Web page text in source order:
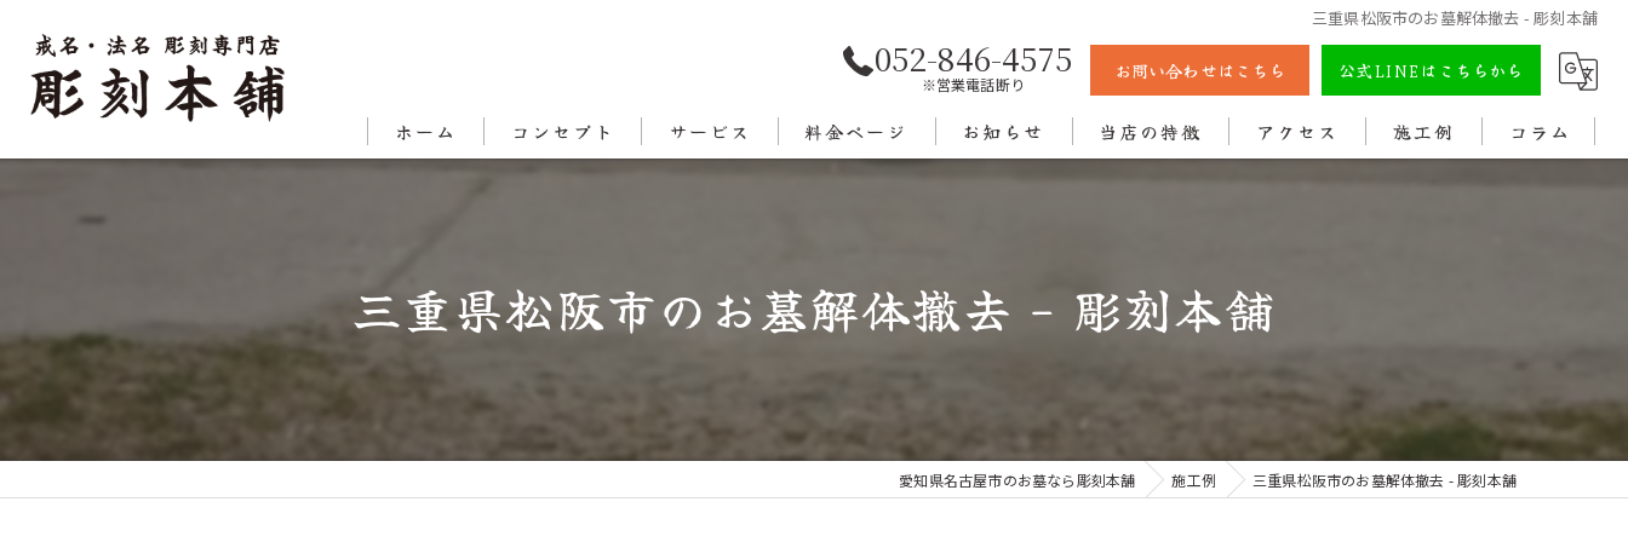
三重県松阪市のお墓解体撤去 - 彫刻本舗
052-846-4575
※営業電話断り
お問い合わせはこちら 公式LINEはこちらから
ホーム コンセプト サービス 料金ページ お知らせ 当店の特徴
法名
アクセス 施工例 コラム
三重県松阪市のお墓解体撤去 - 彫刻本舗
愛知県名古屋市のお墓なら彫刻本舗 施工例 三重県松阪市のお墓解体撤去 - 彫刻本舗